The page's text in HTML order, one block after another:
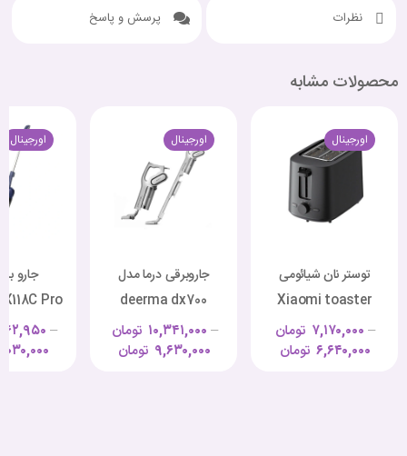
نظرات پرسش و پاسخ
محصولات مشابه
اورجینال
توستر نان شیائومی
Xiaomi toaster
XMTSJ01FDتومان ۷,۱۷۰,۰۰۰ –
تومان ۶,۶۴۰,۰۰۰
اورجینال
جاروبرقی درما مدل
deerma dx700
تومان ۱۰,۳۴۱,۰۰۰ –
تومان ۹,۶۳۰,۰۰۰
اورجینال
جارو
Pro
–